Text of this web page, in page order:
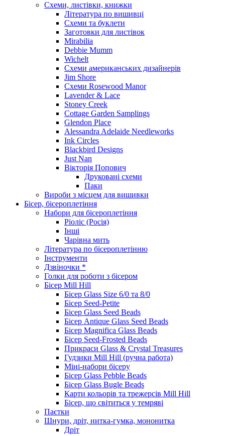
Схеми, листівки, книжки
Література по вишивці
Схеми та буклети
Заготовки для листівок
Mirabilia
Debbie Mumm
Wichelt
Схеми американських дизайнерів
Jim Shore
Cхеми Rosewood Manor
Lavender & Lace
Stoney Creek
Cottage Garden Samplings
Glendon Place
Alessandra Adelaide Needleworks
Ink Circles
Blackbird Designs
Just Nan
Вікторія Попович
Друковані схеми
Паки
Вироби з місцем для вишивки
Бісер, бісероплетіння
Набори для бісероплетіння
Ріоліс (Росія)
Інші
Чарівна мить
Література по бісероплетінню
Інструменти
Дзвіночки *
Голки для роботи з бісером
Бісер Mill Hill
Бісер Glass Size 6/0 та 8/0
Бісер Seed-Petite
Бісер Glass Seed Beads
Бісер Antique Glass Seed Beads
Бісер Magnifica Glass Beads
Бісер Seed-Frosted Beads
Прикраси Glass & Crystal Treasures
Гудзики Mill Hill (ручна работа)
Міні-набори бісеру
Бісер Glass Pebble Beads
Бісер Glass Bugle Beads
Карти кольорів та трежерсів Mill Hill
Бісер, що світиться у темряві
Паєтки
Шнури, дріт, нитка-гумка, мононитка
Дріт